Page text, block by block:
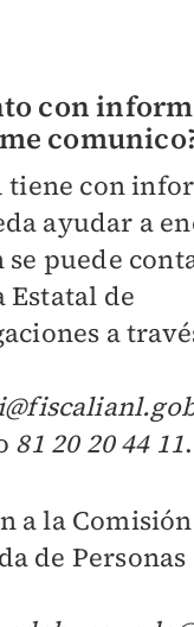
con
tiene con
ayudar a
se puede
Estatal de
a
81 20 20 44 11.
a la
de